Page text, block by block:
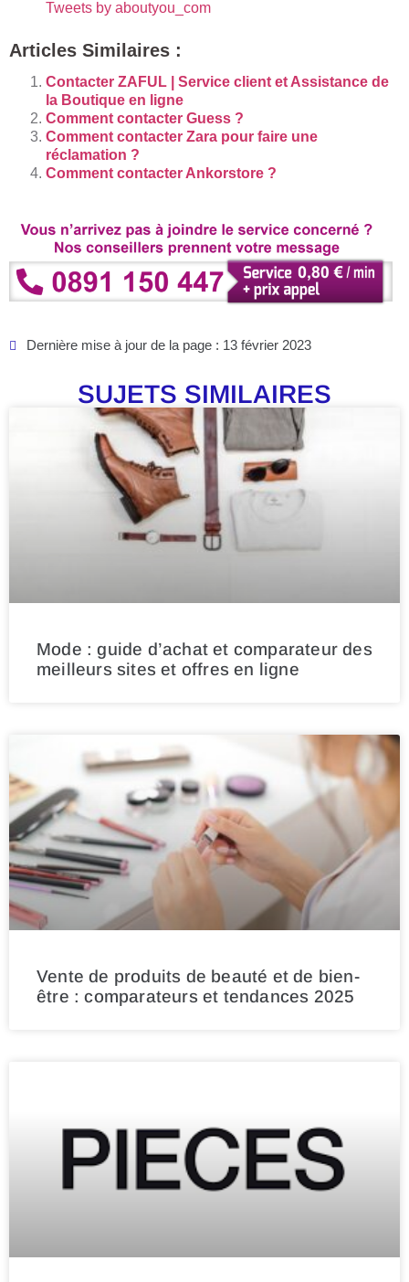
Tweets by aboutyou_com
Articles Similaires :
Contacter ZAFUL | Service client et Assistance de
la Boutique en ligne
Comment contacter Guess ?
Comment contacter Zara pour faire une
réclamation ?
Comment contacter Ankorstore ?
Dernière mise à jour de la page : 13 février 2023
SUJETS SIMILAIRES
Mode : guide d’achat et comparateur des
meilleurs sites et offres en ligne
Vente de produits de beauté et de bien-
être : comparateurs et tendances 2025